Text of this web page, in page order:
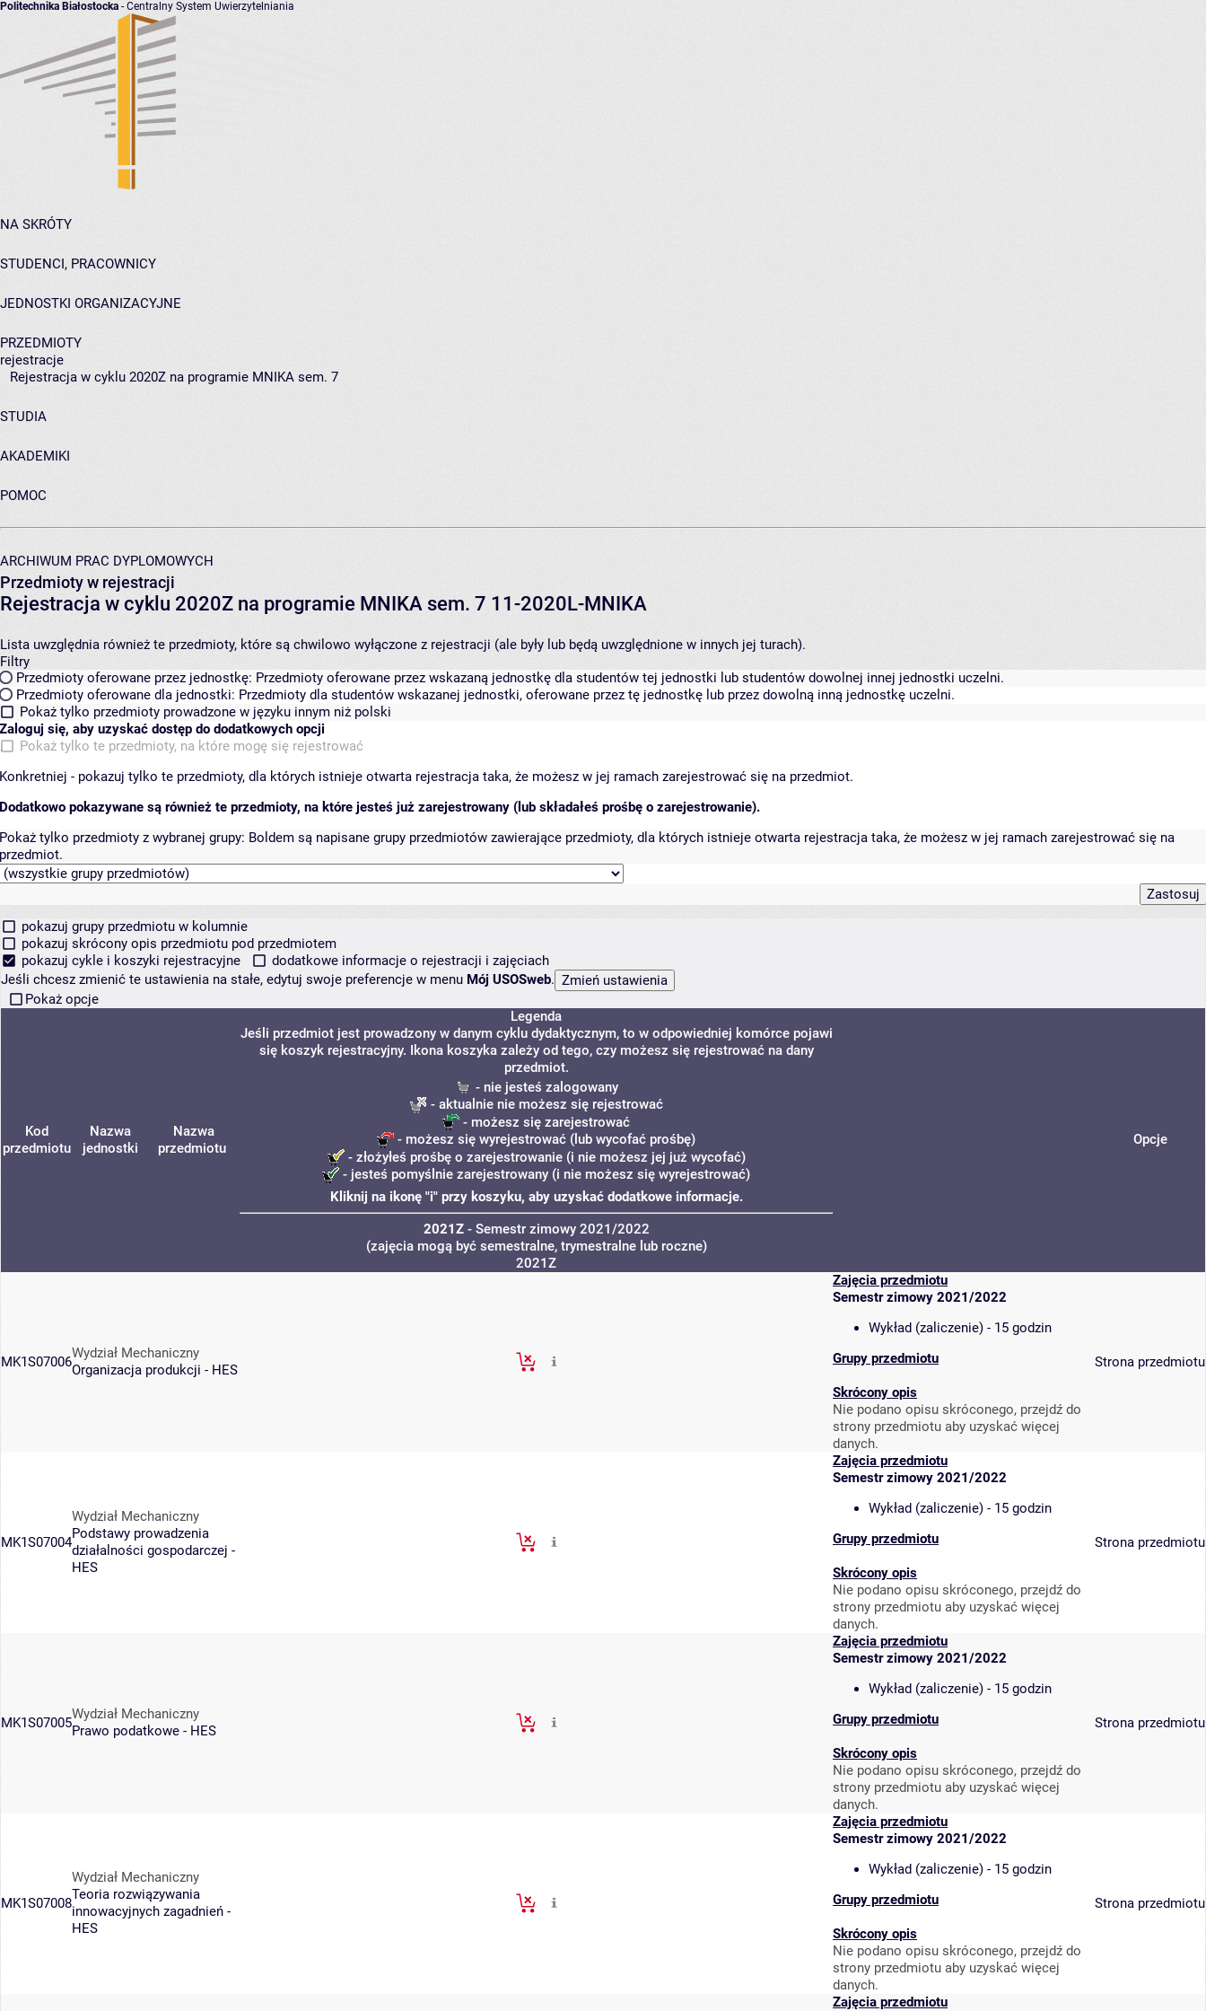
Politechnika Białostocka - Centralny System Uwierzytelniania
NA SKRÓTY
STUDENCI, PRACOWNICY
JEDNOSTKI ORGANIZACYJNE
PRZEDMIOTY
rejestracje
Rejestracja w cyklu 2020Z na programie MNIKA sem. 7
STUDIA
AKADEMIKI
POMOC
ARCHIWUM PRAC DYPLOMOWYCH
Przedmioty w rejestracji
Rejestracja w cyklu 2020Z na programie MNIKA sem. 7 11-2020L-MNIKA
Lista uwzględnia również te przedmioty, które są chwilowo wyłączone z rejestracji (ale były lub będą uwzględnione w innych jej turach).
Filtry
Przedmioty oferowane przez jednostkę: Przedmioty oferowane przez wskazaną jednostkę dla studentów tej jednostki lub studentów dowolnej innej jednostki uczelni.
Przedmioty oferowane dla jednostki: Przedmioty dla studentów wskazanej jednostki, oferowane przez tę jednostkę lub przez dowolną inną jednostkę uczelni.
Pokaż tylko przedmioty prowadzone w języku innym niż polski
Zaloguj się, aby uzyskać dostęp do dodatkowych opcji
Pokaż tylko te przedmioty, na które mogę się rejestrować
Konkretniej - pokazuj tylko te przedmioty, dla których istnieje otwarta rejestracja taka, że możesz w jej ramach zarejestrować się na przedmiot.
Dodatkowo pokazywane są również te przedmioty, na które jesteś już zarejestrowany (lub składałeś prośbę o zarejestrowanie).
Pokaż tylko przedmioty z wybranej grupy: Boldem są napisane grupy przedmiotów zawierające przedmioty, dla których istnieje otwarta rejestracja taka, że możesz w jej ramach zarejestrować się na
przedmiot.
pokazuj grupy przedmiotu w kolumnie
pokazuj skrócony opis przedmiotu pod przedmiotem
pokazuj cykle i koszyki rejestracyjne
dodatkowe informacje o rejestracji i zajęciach
Jeśli chcesz zmienić te ustawienia na stałe, edytuj swoje preferencje w menu Mój USOSweb.
Pokaż opcje
Kod
przedmiotu
Nazwa
jednostki
Nazwa
przedmiotu
Legenda
Jeśli przedmiot jest prowadzony w danym cyklu dydaktycznym, to w odpowiedniej komórce pojawi
się koszyk rejestracyjny. Ikona koszyka zależy od tego, czy możesz się rejestrować na dany
przedmiot.
- nie jesteś zalogowany
- aktualnie nie możesz się rejestrować
- możesz się zarejestrować
- możesz się wyrejestrować (lub wycofać prośbę)
- złożyłeś prośbę o zarejestrowanie (i nie możesz jej już wycofać)
- jesteś pomyślnie zarejestrowany (i nie możesz się wyrejestrować)
Kliknij na ikonę "i" przy koszyku, aby uzyskać dodatkowe informacje.
2021Z- Semestr zimowy 2021/2022
(zajęcia mogą być semestralne, trymestralne lub roczne)
Opcje
2021Z
MK1S07006
Wydział Mechaniczny
Organizacja produkcji - HES
Zajęcia przedmiotu
Semestr zimowy 2021/2022
Wykład (zaliczenie) - 15 godzin
Grupy przedmiotu
Skrócony opis
Nie podano opisu skróconego, przejdź do
strony przedmiotu aby uzyskać więcej
danych.
Strona przedmiotu
MK1S07004
Wydział Mechaniczny
Podstawy prowadzenia
działalności gospodarczej -
HES
Zajęcia przedmiotu
Semestr zimowy 2021/2022
Wykład (zaliczenie) - 15 godzin
Grupy przedmiotu
Skrócony opis
Nie podano opisu skróconego, przejdź do
strony przedmiotu aby uzyskać więcej
danych.
Strona przedmiotu
MK1S07005
Wydział Mechaniczny
Prawo podatkowe - HES
Zajęcia przedmiotu
Semestr zimowy 2021/2022
Wykład (zaliczenie) - 15 godzin
Grupy przedmiotu
Skrócony opis
Nie podano opisu skróconego, przejdź do
strony przedmiotu aby uzyskać więcej
danych.
Strona przedmiotu
MK1S07008
Wydział Mechaniczny
Teoria rozwiązywania
innowacyjnych zagadnień -
HES
Zajęcia przedmiotu
Semestr zimowy 2021/2022
Wykład (zaliczenie) - 15 godzin
Grupy przedmiotu
Skrócony opis
Nie podano opisu skróconego, przejdź do
strony przedmiotu aby uzyskać więcej
danych.
Strona przedmiotu
Zajęcia przedmiotu